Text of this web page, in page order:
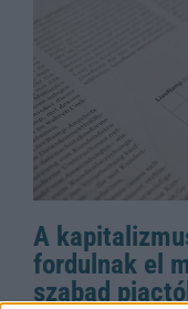
A
fordulnak el
szabad